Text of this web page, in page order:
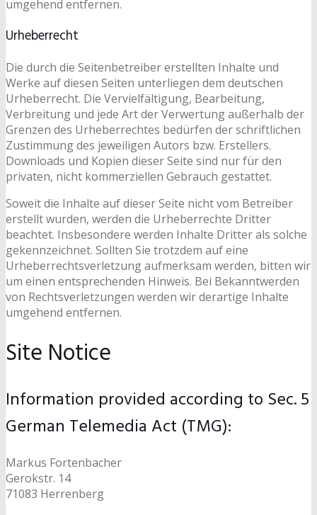
umgehend entfernen.
Urheberrecht
Die durch die Seitenbetreiber erstellten Inhalte und
Werke auf diesen Seiten unterliegen dem deutschen
Urheberrecht. Die Vervielfältigung, Bearbeitung,
Verbreitung und jede Art der Verwertung außerhalb der
Grenzen des Urheberrechtes bedürfen der schriftlichen
Zustimmung des jeweiligen Autors bzw. Erstellers.
Downloads und Kopien dieser Seite sind nur für den
privaten, nicht kommerziellen Gebrauch gestattet.
Soweit die Inhalte auf dieser Seite nicht vom Betreiber
erstellt wurden, werden die Urheberrechte Dritter
beachtet. Insbesondere werden Inhalte Dritter als solche
gekennzeichnet. Sollten Sie trotzdem auf eine
Urheberrechtsverletzung aufmerksam werden, bitten wir
um einen entsprechenden Hinweis. Bei Bekanntwerden
von Rechtsverletzungen werden wir derartige Inhalte
umgehend entfernen.
Site Notice
Information provided according to Sec. 5
German Telemedia Act (TMG):
Markus Fortenbacher
Gerokstr. 14
71083 Herrenberg